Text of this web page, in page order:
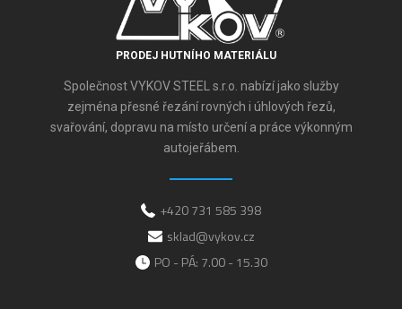
PRODEJ HUTNÍHO MATERIÁLU
Společnost VYKOV STEEL s.r.o. nabízí jako služby
zejména přesné řezání rovných i úhlových řezů,
svařování, dopravu na místo určení a práce výkonným
autojeřábem.
+420 731 585 398
sklad@vykov.cz
PO - PÁ: 7.00 - 15.30